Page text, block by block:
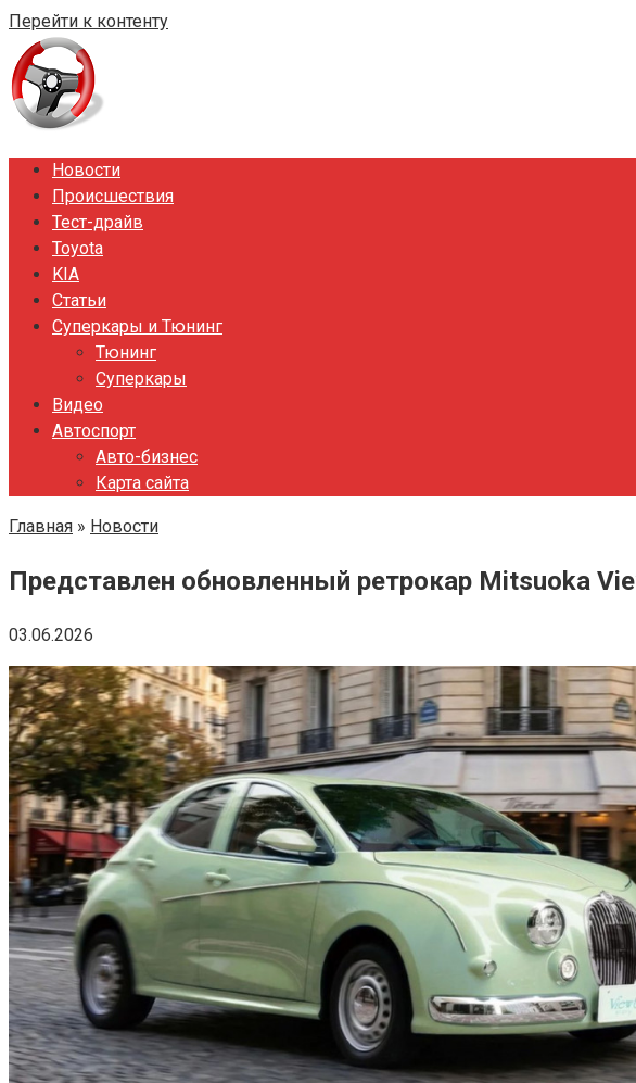
Перейти к контенту
Новости
Происшествия
Тест-драйв
Toyota
KIA
Статьи
Суперкары и Тюнинг
Тюнинг
Суперкары
Видео
Автоспорт
Авто-бизнес
Карта сайта
Главная » Новости
Представлен обновленный ретрокар Mitsuoka
03.06.2026